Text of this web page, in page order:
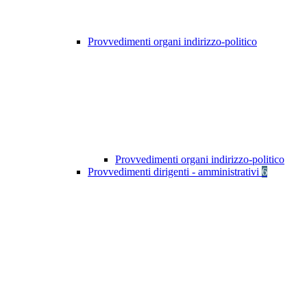
Provvedimenti organi indirizzo-politico
Provvedimenti organi indirizzo-politico
Provvedimenti dirigenti - amministrativi 6